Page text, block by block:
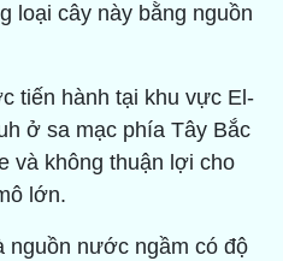
loại cây này bằng nguồn
tiến hành tại khu vực El-
ở sa mạc phía Tây Bắc
và không thuận lợi cho
lớn.
nước ngầm có độ